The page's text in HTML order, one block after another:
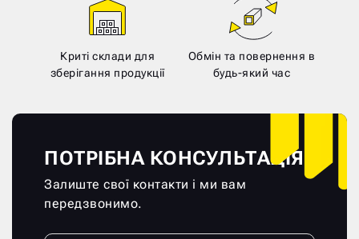
Криті склади для
зберігання продукції
Обмін та повернення в
будь-який час
ПОТРІБНА КОНСУЛЬТАЦІЯ?
Залиште свої контакти і ми вам
передзвонимо.